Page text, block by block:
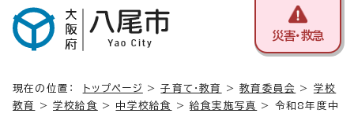
災害・救急
現在の位置： トップページ >子育て・教育 >教育委員会 > 学校
教育
>学校給食 > 中学校給食 >給食実施写真
> 令和8年度中